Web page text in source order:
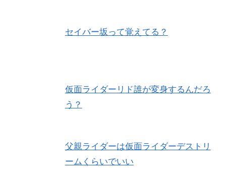
セイバー坂って覚えてる？
仮面ライダーリド誰が変身するんだろ
う？
父親ライダーは仮面ライダーデストリ
ームくらいでいい